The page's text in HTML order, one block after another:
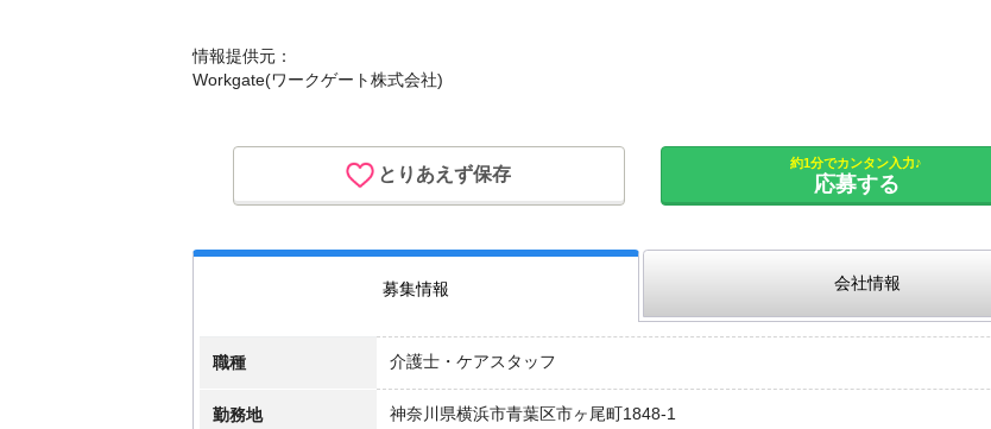
情報提供元：
Workgate(ワークゲート株式会社)
とりあえず保存
約1分でカンタン入力♪
応募する
募集情報 会社情報
職種 介護士・ケアスタッフ
勤務地 神奈川県横浜市青葉区市ヶ尾町1848-1